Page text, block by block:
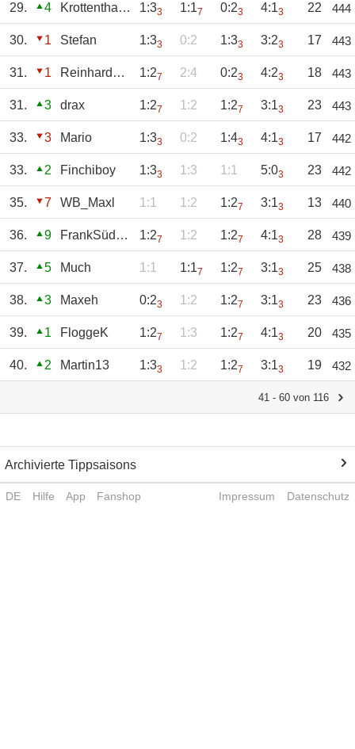
29. 4 Krottenthaler 1:33 1:17 0:23 4:13 22 444
30. 1 Stefan 1:33 0:2 1:33 3:23 17 443
31. 1 Reinhard241 1:27 2:4 0:23 4:23 18 443
31. 3 drax 1:27 1:2 1:27 3:13 23 443
33. 3 Mario 1:33 0:2 1:43 4:13 17 442
33. 2 Finchiboy 1:33 1:3 1:1 5:03 23 442
35. 7 WB_Maxl 1:1 1:2 1:27 3:13 13 440
36. 9 FrankSüdkurve 1:27 1:2 1:27 4:13 28 439
37. 5 Much 1:1 1:17 1:27 3:13 25 438
38. 3 Maxeh 0:23 1:2 1:27 3:13 23 436
39. 1 FloggeK 1:27 1:3 1:27 4:13 20 435
40. 2 Martin13 1:33 1:2 1:27 3:13 19 432
41 - 60 von 116
Archivierte Tippsaisons
DE Hilfe App Fanshop Impressum Datenschutz